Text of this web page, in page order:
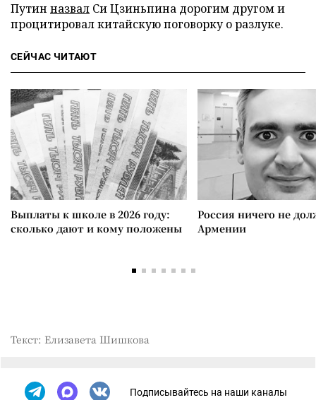
Путин назвал Си Цзиньпина дорогим другом и
процитировал китайскую поговорку о разлуке.
СЕЙЧАС ЧИТАЮТ
Выплаты к школе в 2026 году:
сколько дают и кому положены
Россия ничего не
Армении
Текст: Елизавета Шишкова
Подписывайтесь на наши каналы